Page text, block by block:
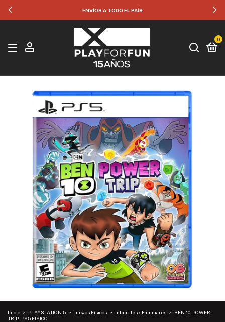
ENVÍOS A TODO EL PAÍS
0
Inicio > PLAYSTATION 5 > Juegos Físicos > Infantiles / Familiares > BEN 10: POWER
TRIP - PS5 FISICO